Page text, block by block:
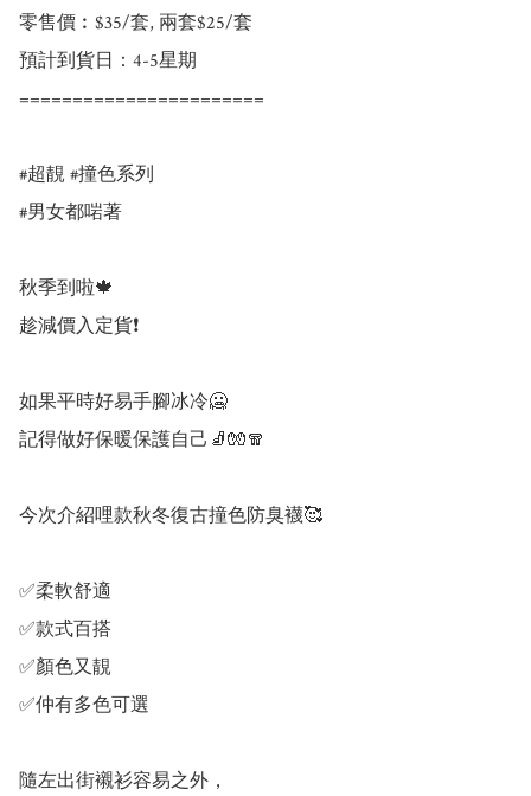
零售價︰$35/套, 兩套$25/套
預計到貨日：4-5星期
=======================
#超靚 #撞色系列
#男女都啱著
秋季到啦🍁
趁減價入定貨❗
如果平時好易手腳冰冷🥶
記得做好保暖保護自己🧦🧤🧣
今次介紹哩款秋冬復古撞色防臭襪🥰
✅柔軟舒適
✅款式百搭
✅顏色又靚
✅仲有多色可選
隨左出街襯衫容易之外，